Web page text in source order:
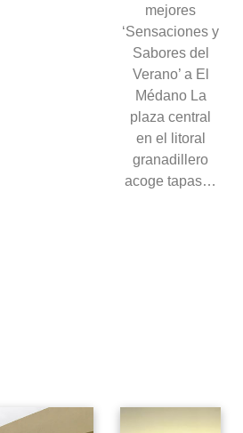
mejores
‘Sensaciones y
Sabores del
Verano’ a El
Médano La
plaza central
en el litoral
granadillero
acoge tapas…